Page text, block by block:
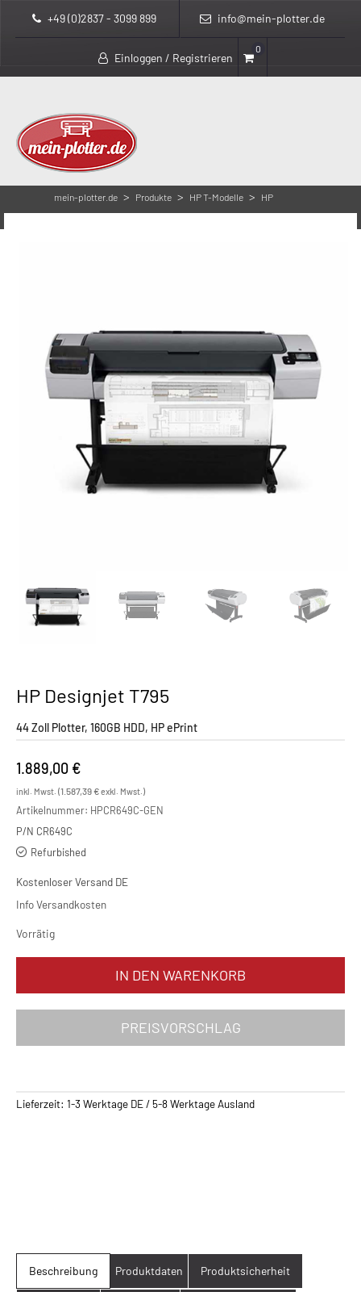
+49 (0)2837 - 3099 899 info@mein-plotter.de
Einloggen / Registrieren
0
mein-plotter.de > Produkte > HP T-Modelle >
HP
>
HP Designjet T795
44 Zoll Plotter, 160GB HDD, HP ePrint
1.889,00 €
inkl. Mwst. (1.587,39€exkl. Mwst.)
Artikelnummer: HPCR649C-GEN
P/N CR649C
Refurbished
Kostenloser Versand DE
Info Versandkosten
Vorrätig
IN DEN WARENKORB
PREISVORSCHLAG
Lieferzeit: 1-3 Werktage DE / 5-8 Werktage Ausland
Beschreibung Produktdaten Produktsicherheit